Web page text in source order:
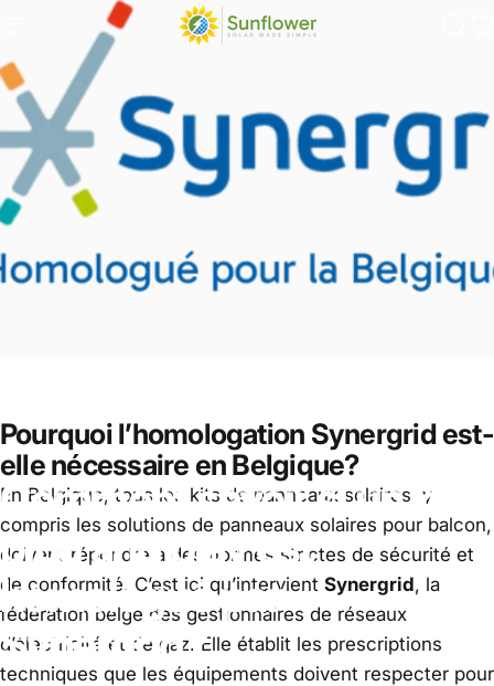
Direct naar de inhoud
Sunflower Solar
Sunflower Solar
Comment savoirsiun kit
plugandplayest
homologuépar
Synergrid?
Pourquoi l’homologation Synergrid est-
elle nécessaire en Belgique?
En Belgique, tous les kits de panneaux solaires, y
compris les solutions de panneaux solaires pour balcon,
doivent répondre à des normes strictes de sécurité et
de conformité. C’est ici qu’intervient Synergrid, la
fédération belge des gestionnaires de réseaux
d’électricité et de gaz. Elle établit les prescriptions
techniques que les équipements doivent respecter pour